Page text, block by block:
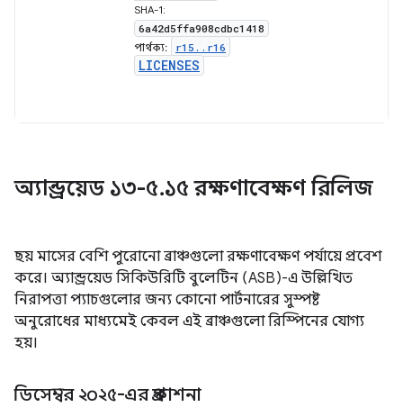
SHA-1:
6a42d5ffa908cdbc1418
পার্থক্য: r15 . . r16
LICENSES
অ্যান্ড্রয়েড ১৩-৫.১৫ রক্ষণাবেক্ষণ রিলিজ
ছয় মাসের বেশি পুরোনো ব্রাঞ্চগুলো রক্ষণাবেক্ষণ পর্যায়ে প্রবেশ
করে। অ্যান্ড্রয়েড সিকিউরিটি বুলেটিন (ASB)-এ উল্লিখিত
নিরাপত্তা প্যাচগুলোর জন্য কোনো পার্টনারের সুস্পষ্ট
অনুরোধের মাধ্যমেই কেবল এই ব্রাঞ্চগুলো রিস্পিনের যোগ্য
হয়।
ডিসেম্বর ২০২৫-এর প্রকাশনা